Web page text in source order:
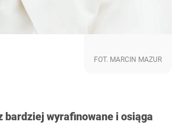
bardziej wyrafinowane i osiąga
FOT. MARCIN MAZUR